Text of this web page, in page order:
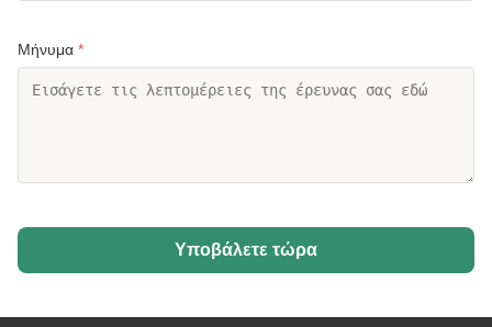
Μήνυμα *
Υποβάλετε τώρα